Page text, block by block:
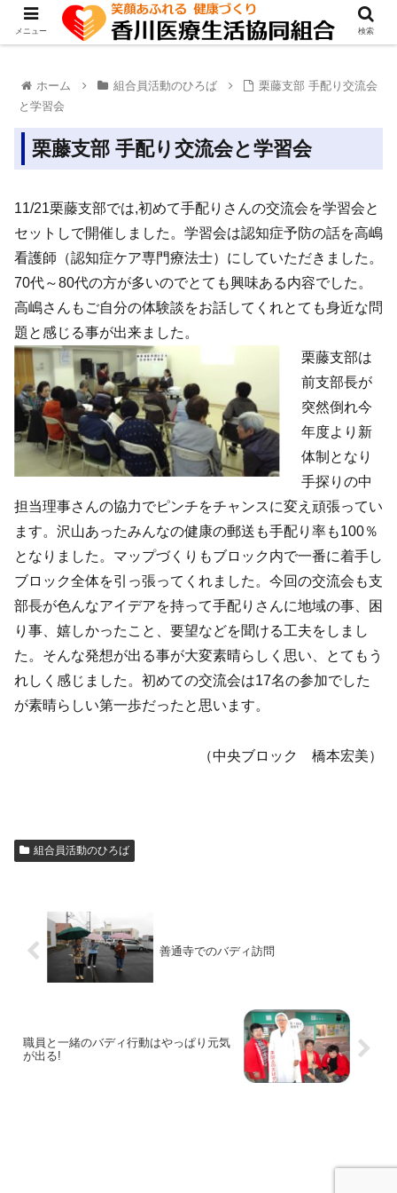
ホーム 組合員活動のひろば
栗藤支部 手配り交流会
と学習会
栗藤支部 手配り交流会と学習会
11/21栗藤支部では,初めて手配りさんの交流会を学習会と
セットしで開催しました。学習会は認知症予防の話を高嶋
看護師（認知症ケア専門療法士）にしていただきました。
70代～80代の方が多いのでとても興味ある内容でした。
高嶋さんもご自分の体験談をお話してくれとても身近な問
題と感じる事が出来ました。
栗藤支部は
前支部長が
突然倒れ今
年度より新
体制となり
手探りの中
担当理事さんの協力でピンチをチャンスに変え頑張ってい
ます。沢山あったみんなの健康の郵送も手配り率も100％
となりました。マップづくりもブロック内で一番に着手し
ブロック全体を引っ張ってくれました。今回の交流会も支
部長が色んなアイデアを持って手配りさんに地域の事、困
り事、嬉しかったこと、要望などを聞ける工夫をしまし
た。そんな発想が出る事が大変素晴らしく思い、とてもう
れしく感じました。初めての交流会は17名の参加でした
が素晴らしい第一歩だったと思います。
（中央ブロック 橋本宏美）
組合員活動のひろば
善通寺でのバディ訪問
職員と一緒のバディ行動はやっぱり元気
が出る!
メニュー 検索